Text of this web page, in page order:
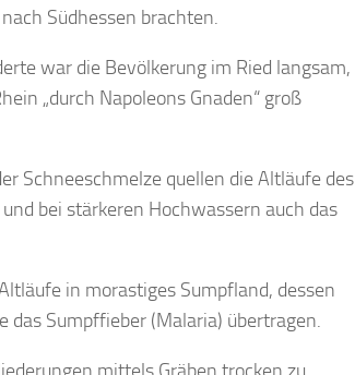
Südhessen brachten.
war die Bevölkerung im Ried langsam,
„durch Napoleons Gnaden“ groß
Schneeschmelze quellen die Altläufe des
bei stärkeren Hochwassern auch das
in morastiges Sumpfland, dessen
das Sumpffieber (Malaria) übertragen.
mittels Gräben trocken zu